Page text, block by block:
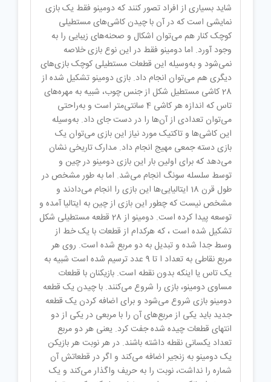
شاید بسیاری از افراد تصور کنند که دومینو فقط یک بازی
نمایشی است که در آن با چیدن کاشی‌های مستطیلی
کوچک کنار هم می‌توان اشکال و صحنه‌های زیبایی را به
‌وجود آورد. اما دومینو فقط در این نوع بازی خلاصه
نمی‌شود و به‌وسیله این قطعات مستطیلی کوچک بازی‌های
دیگری هم می‌توان انجام داد. بازی دومینو تشکیل شده از
28 کاشی‌ مستطیل شکل از جنس چوب، شبیه به مهره‌های
تاس که اندازه هر کاشی 4 سانتی‌متر است و به‌راحتی
می‌توان تعدادی از آن‌ها را در دست جای داد. به‌وسیله
این کاشی‌ها و تاکتیک مورد نیاز این بازی می‌توان یک
بازی دسته جمعی مهیج انجام داد. مدارک تاریخی نشان
می‌دهد که برای اولین بار این بازی دومینو در چین و
توسط سلسله سونگ انجام می‌شد. اما به طور مشخص در
طول قرن 18 ایتالیایی‌ها این بازی را انجام می‌دادند و
مشخص نیست که چطور این بازی از چین به ایتالیا آمده و
توسعه پیدا کرده است. دومینو از 28 قطعه مستطیلی شکل
تشکیل شده است ، که هرکدام از قطعات با یک خط از
وسط جدا شده و تبدیل به دو مربع شده است. روی هر
مربع نقاطی به تعداد ا تا 9 عدد ترسیم شده است شبیه به
یک تاس یا اینکه بدون نقطه است. بازیکنان با قطعات
مساوی دومینو، بازی را شروع می‌کنند. با چیدن یک قطعه
دومینو بازی شروع می‌شود و برای اضافه کردن یک قطعه
جدید باید یکی از مربع‌های آن را با مربعی در یکی از دو
انتهای قطعات چیده شده جفت کرد. یعنی هر دو مربع
تعداد یکسانی نقطه داشته باشند. در هر نوبت هر بازیکن
یک دومینو به زنجیر اضافه می‌کند و اگر در قطعاتش آن
شماره را نداشت، نوبت را به حریف واگذار می‌کند و یک